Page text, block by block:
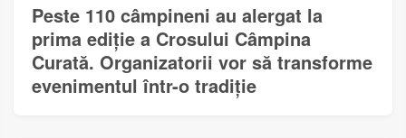
Peste 110 câmpineni au alergat la
prima ediție a Crosului Câmpina
Curată. Organizatorii vor să transforme
evenimentul într-o tradiție